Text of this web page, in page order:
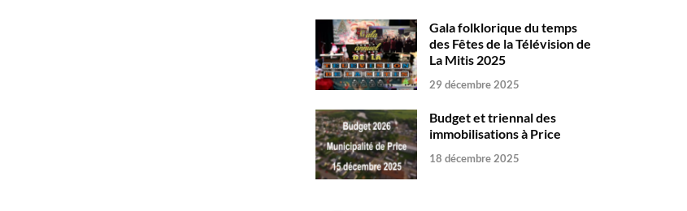
Gala folklorique du temps
des Fêtes de la Télévision de
La Mitis 2025
29 décembre 2025
Budget et triennal des
immobilisations à Price
18 décembre 2025